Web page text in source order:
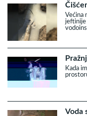
Većina
jeftinije
Kada
Voda